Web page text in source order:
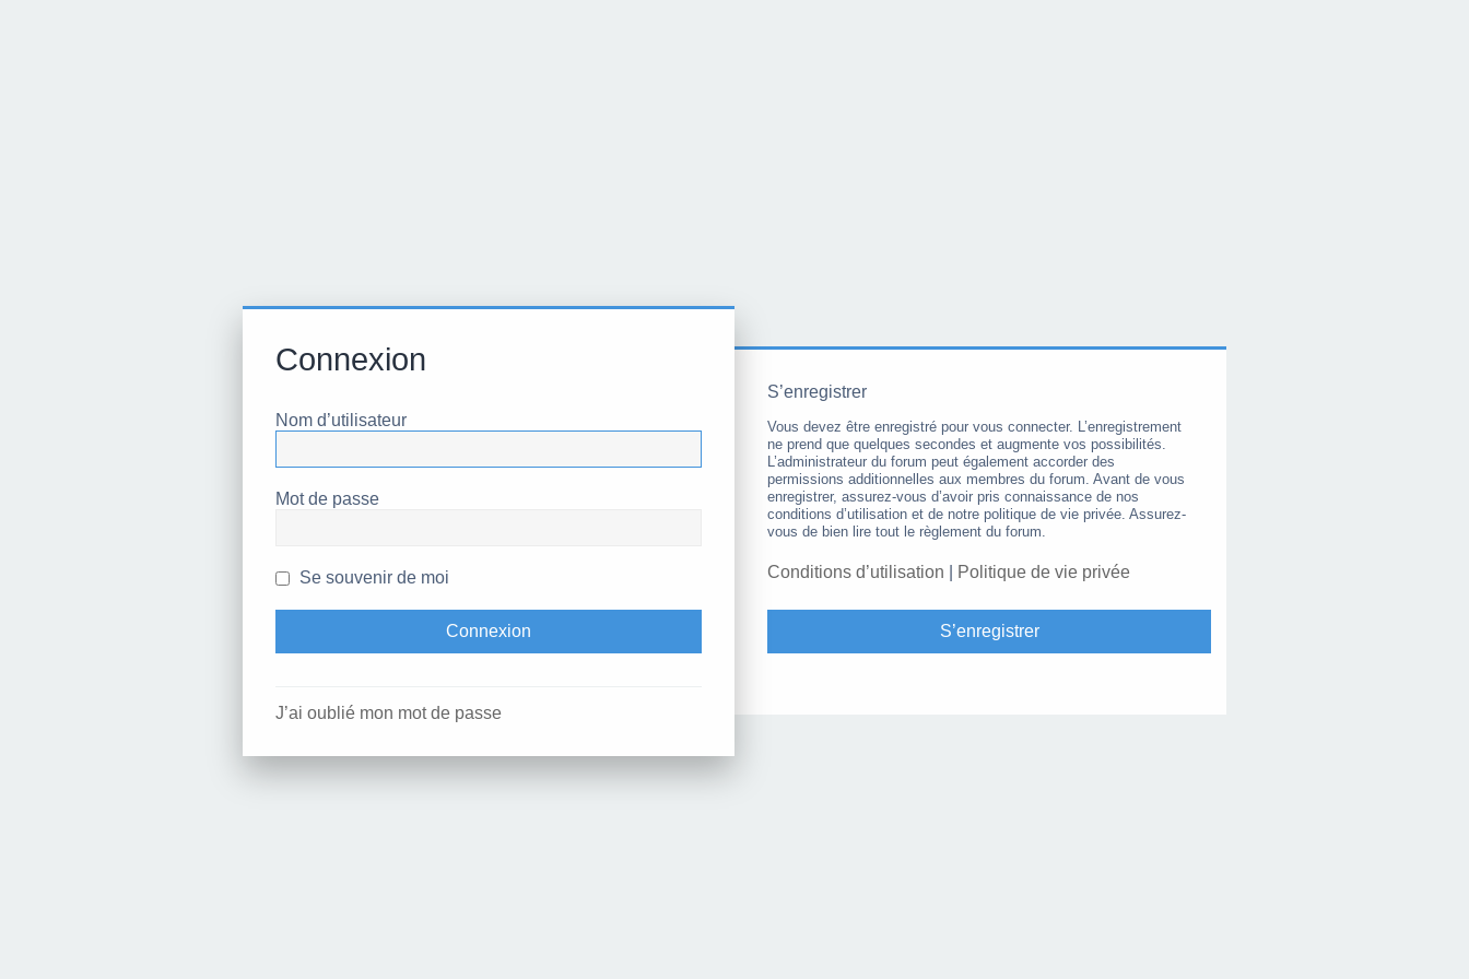
Connexion
Nom d’utilisateur
Mot de passe
Se souvenir de moi
J’ai oublié mon mot de passe
S’enregistrer
Vous devez être enregistré pour vous connecter. L’enregistrement
ne prend que quelques secondes et augmente vos possibilités.
L’administrateur du forum peut également accorder des
permissions additionnelles aux membres du forum. Avant de vous
enregistrer, assurez-vous d’avoir pris connaissance de nos
conditions d’utilisation et de notre politique de vie privée. Assurez-
vous de bien lire tout le règlement du forum.
Conditions d’utilisation Politique de vie privée
S’enregistrer